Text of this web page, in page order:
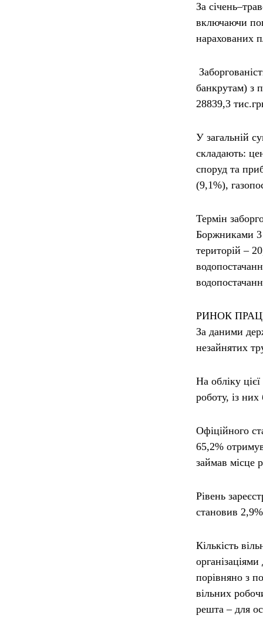
За
включаючи
нарахованих
банкрутам) з
28839,3
У загальній
складають:
споруд та
(9,1%),
Термін
Боржниками 3
територій –
РИНОК
За даними
незайнятих
На обліку
роботу, із
Офіційного
65,2%
займав місце
Рівень
становив
Кількість
порівняно з
вільних
решта – для